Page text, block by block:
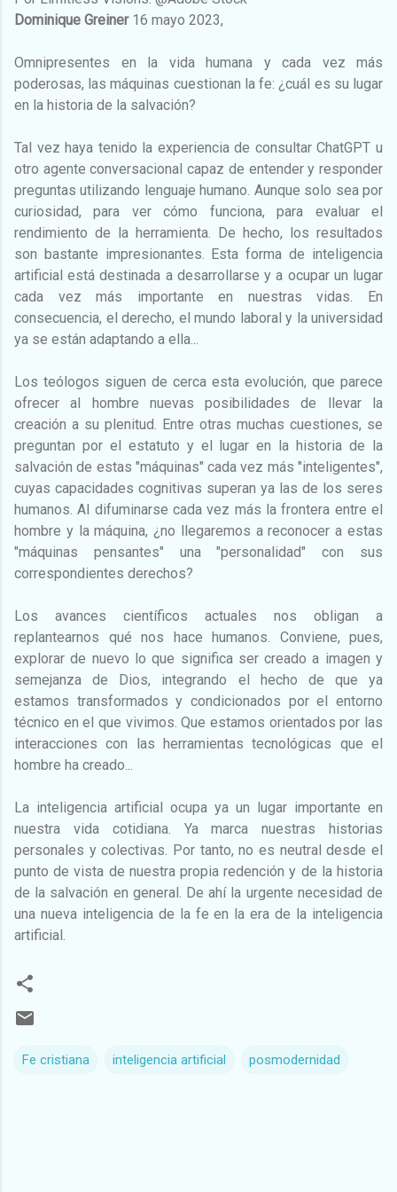
Dominique Greiner16 mayo 2023,
Omnipresentes en la vida humana y cada vez más
poderosas, las máquinas cuestionan la fe: ¿cuál es su lugar
en la historia de la salvación?
Tal vez haya tenido la experiencia de consultar ChatGPT u
otro agente conversacional capaz de entender y responder
preguntas utilizando lenguaje humano. Aunque solo sea por
curiosidad, para ver cómo funciona, para evaluar el
rendimiento de la herramienta. De hecho, los resultados
son bastante impresionantes. Esta forma de inteligencia
artificial está destinada a desarrollarse y a ocupar un lugar
cada vez más importante en nuestras vidas. En
consecuencia, el derecho, el mundo laboral y la universidad
ya se están adaptando a ella...
Los teólogos siguen de cerca esta evolución, que parece
ofrecer al hombre nuevas posibilidades de llevar la
creación a su plenitud. Entre otras muchas cuestiones, se
preguntan por el estatuto y el lugar en la historia de la
salvación de estas "máquinas" cada vez más "inteligentes",
cuyas capacidades cognitivas superan ya las de los seres
humanos. Al difuminarse cada vez más la frontera entre el
hombre y la máquina, ¿no llegaremos a reconocer a estas
"máquinas pensantes" una "personalidad" con sus
correspondientes derechos?
Los avances científicos actuales nos obligan a
replantearnos qué nos hace humanos. Conviene, pues,
explorar de nuevo lo que significa ser creado a imagen y
semejanza de Dios, integrando el hecho de que ya
estamos transformados y condicionados por el entorno
técnico en el que vivimos. Que estamos orientados por las
interacciones con las herramientas tecnológicas que el
hombre ha creado...
La inteligencia artificial ocupa ya un lugar importante en
nuestra vida cotidiana. Ya marca nuestras historias
personales y colectivas. Por tanto, no es neutral desde el
punto de vista de nuestra propia redención y de la historia
de la salvación en general. De ahí la urgente necesidad de
una nueva inteligencia de la fe en la era de la inteligencia
artificial.
Fe cristiana inteligencia artificial posmodernidad